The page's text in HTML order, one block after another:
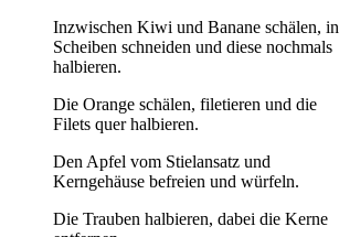
Inzwischen Kiwi und Banane schälen, in
Scheiben schneiden und diese nochmals
halbieren.
Die Orange schälen, filetieren und die
Filets quer halbieren.
Den Apfel vom Stielansatz und
Kerngehäuse befreien und würfeln.
Die Trauben halbieren, dabei die Kerne